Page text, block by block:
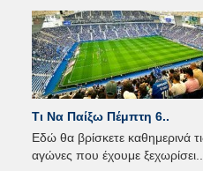
Τι Να Παίξω Πέμπτη 6..
Εδώ θα βρίσκετε καθημερινά
αγώνες που έχουμε ξεχωρίσει...